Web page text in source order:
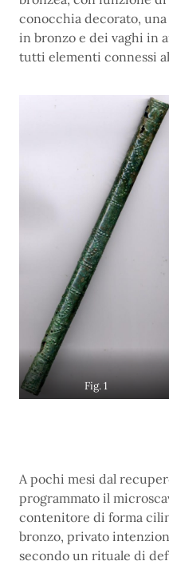
conocchia decorato,
in bronzo e dei vaghi in
tutti elementi connessi
Fig. 1
A pochi mesi dal
programmato il
contenitore di forma
bronzo, privato
secondo un rituale di